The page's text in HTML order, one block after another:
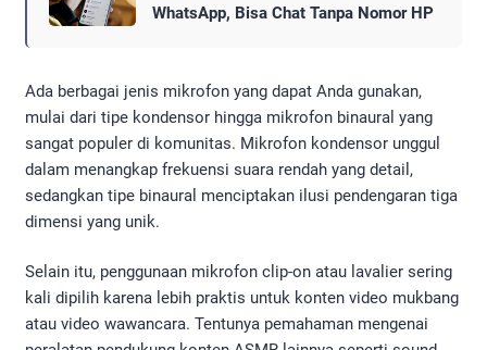
WhatsApp, Bisa Chat Tanpa Nomor HP
Ada berbagai jenis mikrofon yang dapat Anda gunakan,
mulai dari tipe kondensor hingga mikrofon binaural yang
sangat populer di komunitas. Mikrofon kondensor unggul
dalam menangkap frekuensi suara rendah yang detail,
sedangkan tipe binaural menciptakan ilusi pendengaran tiga
dimensi yang unik.
Selain itu, penggunaan mikrofon clip-on atau lavalier sering
kali dipilih karena lebih praktis untuk konten video mukbang
atau video wawancara. Tentunya pemahaman mengenai